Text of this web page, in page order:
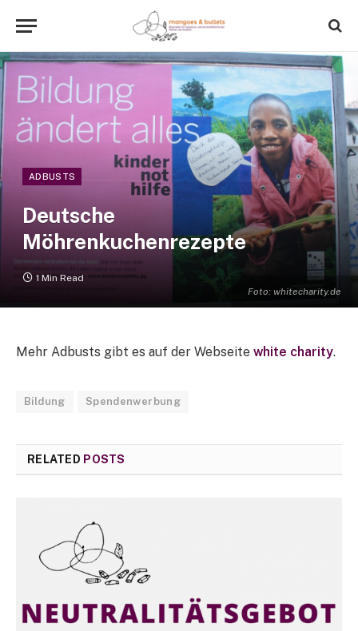
Foto: whitecharity.de
ADBUSTS
Deutsche
Möhrenkuchenrezepte
1 Min Read
Mehr Adbusts gibt es auf der Webseite white charity.
Bildung Spendenwerbung
RELATED POSTS